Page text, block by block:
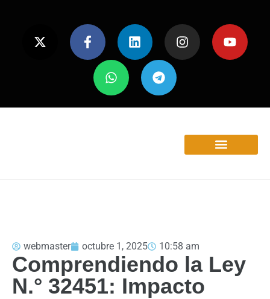
webmaster octubre 1, 2025 10:58 am
Comprendiendo la Ley
N.° 32451: Impacto